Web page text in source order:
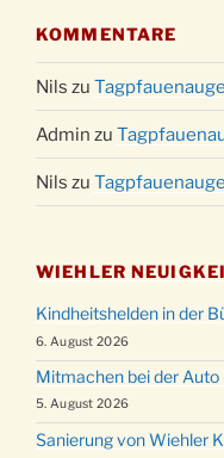
KOMMENTARE
Nils zu
Admin zu
Nils zu
WIEHLER
Kindheitshelden in der
6. August 2026
Mitmachen bei der Auto
5. August 2026
Sanierung von Wiehler